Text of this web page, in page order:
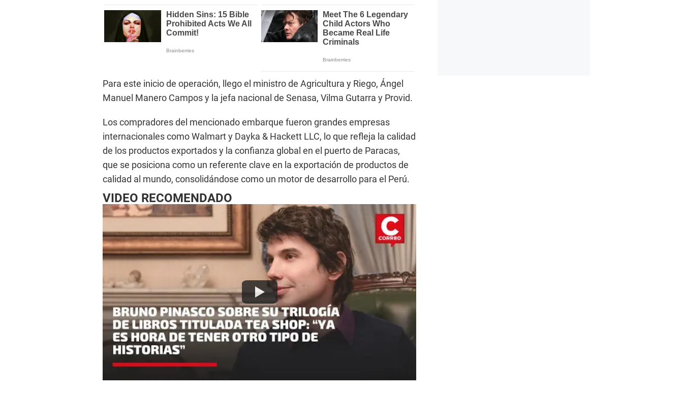
Para este inicio de operación, llego el ministro de Agricultura y Riego, Ángel
Manuel Manero Campos y la jefa nacional de Senasa, Vilma Gutarra y Provid.
Los compradores del mencionado embarque fueron grandes empresas
internacionales como Walmart y Dayka & Hackett LLC, lo que refleja la calidad
de los productos exportados y la confianza global en el puerto de Paracas,
que se posiciona como un referente clave en la exportación de productos de
calidad al mundo, consolidándose como un motor de desarrollo para el Perú.
VIDEO RECOMENDADO